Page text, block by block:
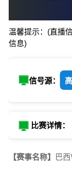
温馨提示：(直播
信息)
信号源：
比赛详情：
【赛事名称】
巴